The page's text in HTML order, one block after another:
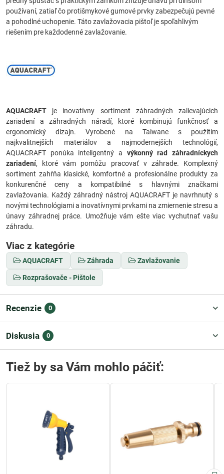
používaní, zatiaľ čo protišmykové gumové prvky zabezpečujú pevné
a pohodlné uchopenie. Táto zavlažovacia pištoľ je spoľahlivým
riešením pre každodenné zavlažovanie.
AQUACRAFT je inovatívny sortiment záhradných zalievajúcich
zariadení a záhradných náradí, ktoré kombinujú funkčnosť a
ergonomický dizajn. Vyrobené na Taiwane s použitím
najkvalitnejších materiálov a najmodernejších technológií,
AQUACRAFT ponúka inteligentný a výkonný rad záhradníckych
zariadení, ktoré vám pomôžu pracovať v záhrade. Komplexný
sortiment zahŕňa klasické, komfortné a profesionálne produkty za
konkurenčné ceny a kompatibilné s hlavnými značkami
zavlažovania. Každý záhradný nástroj AQUACRAFT je navrhnutý s
novými technológiami a inovatívnymi prvkami na zmiernenie stresu a
únavy záhradnej práce. Umožňuje vám ešte viac vychutnať vašu
záhradu.
Viac z kategórie
AQUACRAFT Záhrada Zavlažovanie
Rozprašovače - Pištole
Recenzie 0
Diskusia 0
Tiež by sa Vám mohlo páčiť: